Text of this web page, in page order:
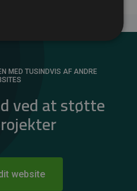
MED TUSINDVIS AF ANDRE
ved at støtte
website